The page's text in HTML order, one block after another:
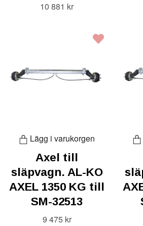
10 881 kr
Lägg i varukorgen
Axel till
släpvagn. AL-KO
AXEL 1350 KG till
SM-32513
9 475 kr